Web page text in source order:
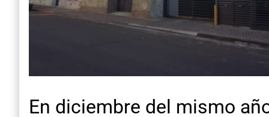
En diciembre del mismo